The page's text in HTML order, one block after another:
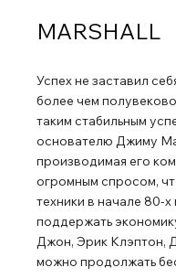
Прочный корпус
пластика
отношении
культовый дизайн,
РАЗМЕЩАЙТЕ
РЕМЕШКА Willen - это
универсальной
ее, положите,
просто позвольте ей
спине. ВСТРОЕННЫЙ
встроенного
MARSHALL
Успех не заставил
более чем
таким стабильным
основателю Джиму
производимая его
огромным спросом,
техники в начале 80-
поддержать
Джон, Эрик Клэптон,
можно продолжать